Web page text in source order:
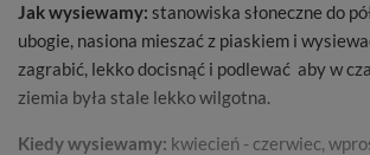
Jak wysiewamy: stanowiska słoneczne do
ubogie, nasiona mieszać z piaskiem i
zagrabić, lekko docisnąć i podlewać aby w
ziemia była stale lekko wilgotna.
Kiedy wysiewamy: kwiecień - czerwiec,